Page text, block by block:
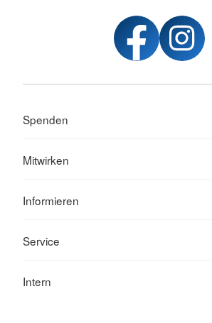
Spenden
Mitwirken
Informieren
Service
Intern